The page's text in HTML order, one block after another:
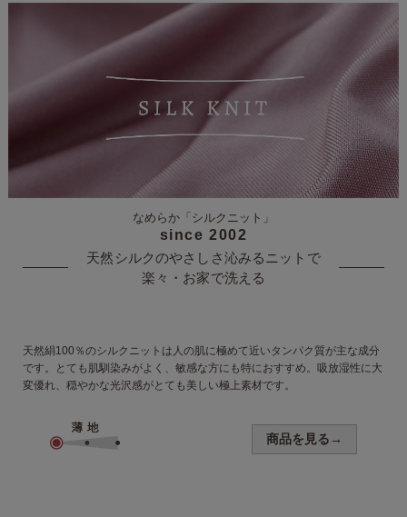
天然シルクのやさしさ沁みる ニットで
楽々・お家で洗える
なめらか 「シルクニット」
since 2002
天然絹100％のシルクニットは人の肌に極めて近いタンパク質が主な成分
です。とても肌馴染みがよく、敏感な方にも特におすすめ。吸放湿性に大
変優れ、穏やかな光沢感がとても美しい極上素材です。
商品を見る→